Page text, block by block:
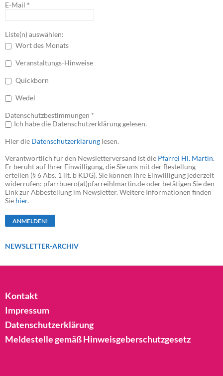
E-Mail *
Liste(n) auswählen:
Wort des Monats
Veranstaltungs-Hinweise
Quickborn
Wedel
Datenschutzbestimmungen *
Ich habe die Datenschutzerklärung gelesen.
Hier die Datenschutzerklärung lesen.
Verantwortlich für den Newsletterversand ist die Pfarrei Hl. Martin.
Er beruht auf Ihrer Einwilligung, die Sie uns mit der Bestellung
erteilen (§ 6 Abs. 1 lit. b KDG). Sie können Ihre Einwilligung jederzeit
widerrufen: pfarrbuero(at)pfarreihlmartin.de oder betätigen Sie den
Link zur Abbestellung im Newsletter. Weitere Informationen finden
Sie hier.
NEWSLETTER-ARCHIV
Kontakt
Impressum
Datenschutzerklärung
Meldestelle gemäß Hinweisgeberschutzgesetz